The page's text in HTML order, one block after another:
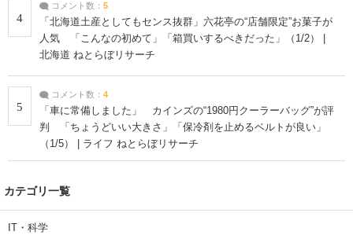
4
コメント数： 5
「北海道土産としてもセンス抜群」六花亭の“店舗限定”お菓子が
人気 「こんなの初めて」「箱買いするべきだった」（1/2） |
北海道 ねとらぼリサーチ
5
コメント数： 4
「車に常備しました」 カインズの“1980円クーラーバッグ”が評
判 「ちょうどいい大きさ」「保冷剤を止めるベルトが良い」
（1/5） | ライフ ねとらぼリサーチ
カテゴリ一覧
IT・科学